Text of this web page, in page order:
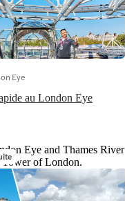
au London Eye
Eye
Eye and Thames River
Tower of London.